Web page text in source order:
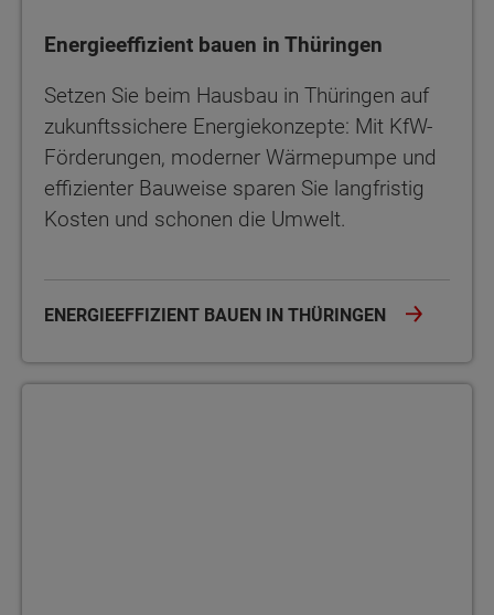
Energieeffizient bauen in Thüringen
Setzen Sie beim Hausbau in Thüringen auf
zukunftssichere Energiekonzepte: Mit KfW-
Förderungen, moderner Wärmepumpe und
effizienter Bauweise sparen Sie langfristig
Kosten und schonen die Umwelt.
ENERGIEEFFIZIENT BAUEN IN THÜRINGEN